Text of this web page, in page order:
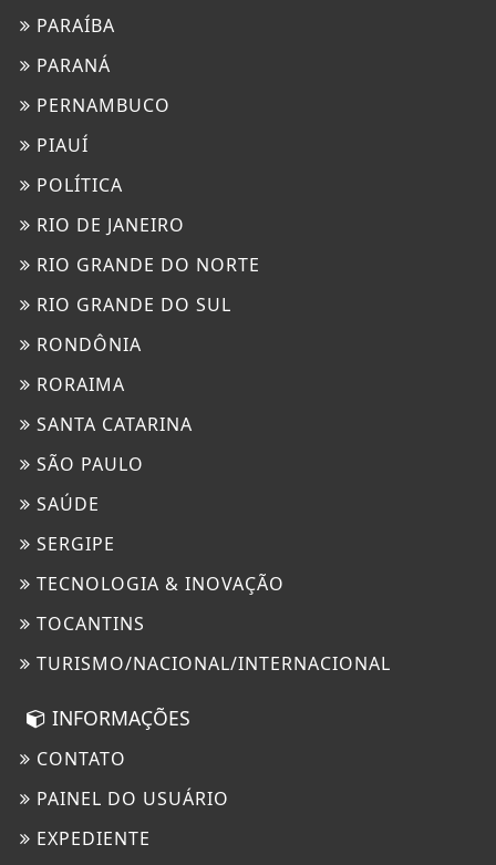
PARAÍBA
PARANÁ
PERNAMBUCO
PIAUÍ
POLÍTICA
RIO DE JANEIRO
RIO GRANDE DO NORTE
RIO GRANDE DO SUL
RONDÔNIA
RORAIMA
SANTA CATARINA
SÃO PAULO
SAÚDE
SERGIPE
TECNOLOGIA & INOVAÇÃO
TOCANTINS
TURISMO/NACIONAL/INTERNACIONAL
INFORMAÇÕES
CONTATO
PAINEL DO USUÁRIO
EXPEDIENTE